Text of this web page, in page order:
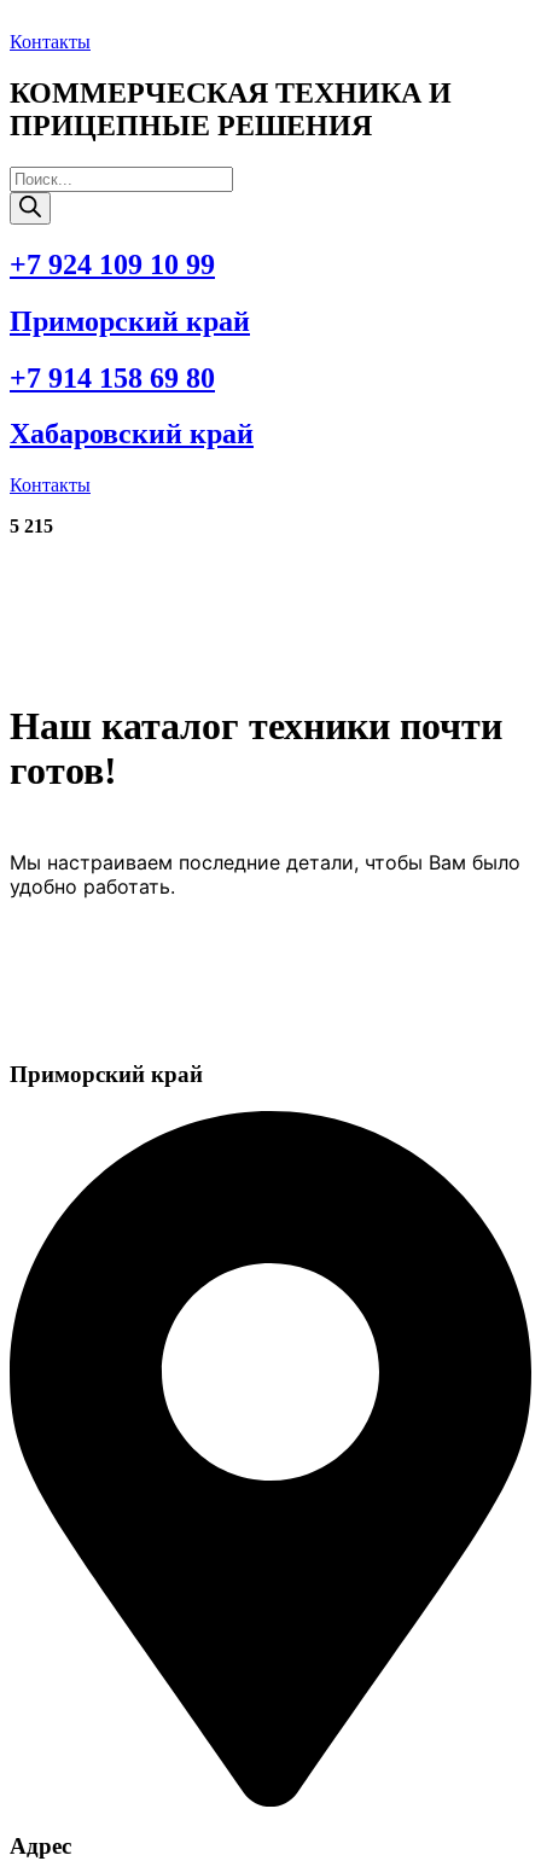
к
Контакты
КОММЕРЧЕСКАЯ ТЕХНИКА И
ПРИЦЕПНЫЕ РЕШЕНИЯ
Поиск
товаров
+7 924 109 10 99
Приморский край
+7 914 158 69 80
Хабаровский край
Контакты
5 215
Наш каталог техники почти
готов!
Мы настраиваем последние детали, чтобы Вам было
удобно работать.
Приморский край
Адрес